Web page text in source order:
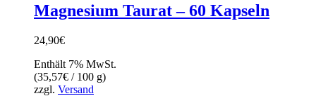
Magnesium Taurat – 60 Kapseln
24,90€
Enthält 7% MwSt.
(35,57€ / 100 g)
zzgl. Versand